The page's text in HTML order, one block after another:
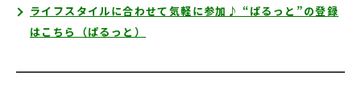
ライフスタイルに合わせて気軽に参加♪ “ぱるっと”の登録
はこちら（ぱるっと）